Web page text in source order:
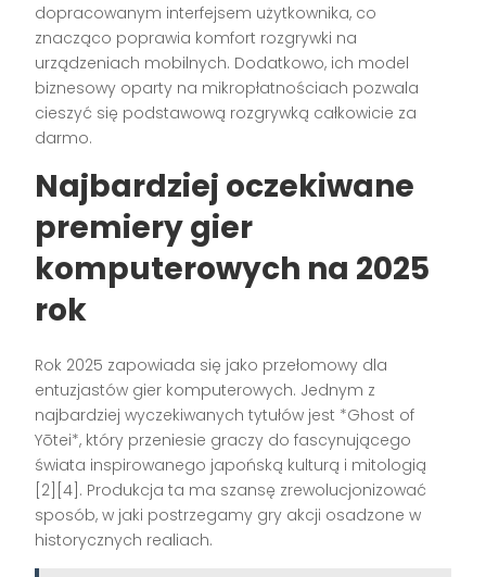
dopracowanym interfejsem użytkownika, co
znacząco poprawia komfort rozgrywki na
urządzeniach mobilnych. Dodatkowo, ich model
biznesowy oparty na mikropłatnościach pozwala
cieszyć się podstawową rozgrywką całkowicie za
darmo.
Najbardziej oczekiwane
premiery gier
komputerowych na 2025
rok
Rok 2025 zapowiada się jako przełomowy dla
entuzjastów gier komputerowych. Jednym z
najbardziej wyczekiwanych tytułów jest *Ghost of
Yōtei*, który przeniesie graczy do fascynującego
świata inspirowanego japońską kulturą i mitologią
[2][4]. Produkcja ta ma szansę zrewolucjonizować
sposób, w jaki postrzegamy gry akcji osadzone w
historycznych realiach.